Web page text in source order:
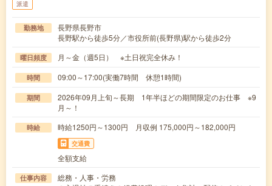
派遣
勤務地
長野県長野市
長野駅から徒歩5分／市役所前(長野県)駅から徒歩2分
曜日頻度 月～金（週5日） ※土日祝完全休み！
時間 09:00～17:00(実働7時間 休憩1時間)
期間
2026年09月上旬～長期 1年半ほどの期間限定のお仕事 ※9
月～！
時給 時給1250円～1300円 月収例 175,000円～182,000円
交通費
全額支給
仕事内容
総務・人事・労務